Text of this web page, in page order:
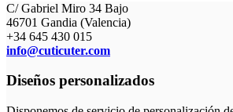
C/ Gabriel Miro 34 Bajo
46701 Gandia (Valencia)
+34 645 430 015
info@cuticuter.com
Diseños personalizados